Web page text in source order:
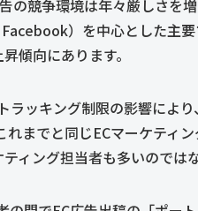
の競争環境は年々厳しさを増
）を中心とした主
傾向にあります。
ラッキング制限の影響によ
れまでと同じECマーケティ
ィング担当者も多いのでは